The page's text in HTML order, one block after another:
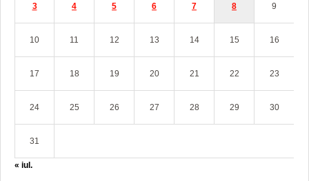
3 4 5 6 7 8 9
10 11 12 13 14 15 16
17 18 19 20 21 22 23
24 25 26 27 28 29 30
31
« iul.